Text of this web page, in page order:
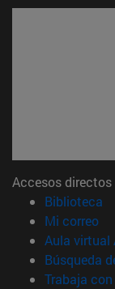
Accesos directos
Biblioteca
Mi correo
Aula virtual
Búsqueda
Trabaja